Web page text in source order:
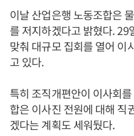
이날 산업은행 노동조합은
를 저지하겠다고 밝혔다. 29
맞춰 대규모 집회를 열어 이
고 있다.
특히 조직개편안이 이사회
합은 이사진 전원에 대해 직
겠다는 계획도 세워뒀다.